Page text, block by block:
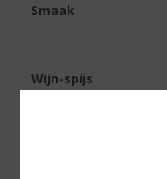
Smaak
Wijn-spijs